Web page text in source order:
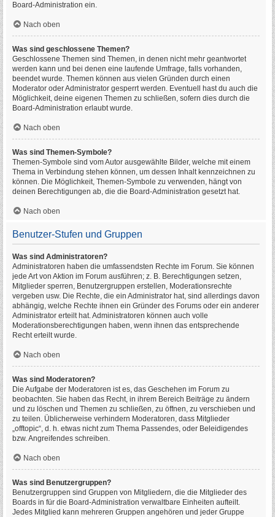
Board-Administration ein.
Nach oben
Was sind geschlossene Themen?
Geschlossene Themen sind Themen, in denen nicht mehr geantwortet
werden kann und bei denen eine laufende Umfrage, falls vorhanden,
beendet wurde. Themen können aus vielen Gründen durch einen
Moderator oder Administrator gesperrt werden. Eventuell hast du auch die
Möglichkeit, deine eigenen Themen zu schließen, sofern dies durch die
Board-Administration erlaubt wurde.
Nach oben
Was sind Themen-Symbole?
Themen-Symbole sind vom Autor ausgewählte Bilder, welche mit einem
Thema in Verbindung stehen können, um dessen Inhalt kennzeichnen zu
können. Die Möglichkeit, Themen-Symbole zu verwenden, hängt von
deinen Berechtigungen ab, die die Board-Administration gesetzt hat.
Nach oben
Benutzer-Stufen und Gruppen
Was sind Administratoren?
Administratoren haben die umfassendsten Rechte im Forum. Sie können
jede Art von Aktion im Forum ausführen; z. B. Berechtigungen setzen,
Mitglieder sperren, Benutzergruppen erstellen, Moderationsrechte
vergeben usw. Die Rechte, die ein Administrator hat, sind allerdings davon
abhängig, welche Rechte ihnen ein Gründer des Forums oder ein anderer
Administrator erteilt hat. Administratoren können auch volle
Moderationsberechtigungen haben, wenn ihnen das entsprechende
Recht erteilt wurde.
Nach oben
Was sind Moderatoren?
Die Aufgabe der Moderatoren ist es, das Geschehen im Forum zu
beobachten. Sie haben das Recht, in ihrem Bereich Beiträge zu ändern
und zu löschen und Themen zu schließen, zu öffnen, zu verschieben und
zu teilen. Üblicherweise verhindern Moderatoren, dass Mitglieder
„offtopic“, d. h. etwas nicht zum Thema Passendes, oder Beleidigendes
bzw. Angreifendes schreiben.
Nach oben
Was sind Benutzergruppen?
Benutzergruppen sind Gruppen von Mitgliedern, die die Mitglieder des
Boards in für die Board-Administration verwaltbare Einheiten aufteilt.
Jedes Mitglied kann mehreren Gruppen angehören und jeder Gruppe